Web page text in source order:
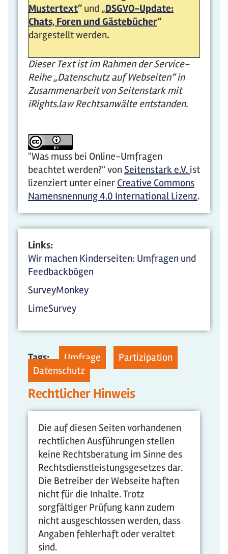
Mustertext“und „DSGVO-Update:
Chats, Foren und Gästebücher“
dargestellt werden.
Dieser Text ist im Rahmen der Service-
Reihe „Datenschutz auf Webseiten“ in
Zusammenarbeit von Seitenstark mit
iRights.law Rechtsanwälte entstanden.
"Was muss bei Online-Umfragen
beachtet werden?" von Seitenstark e.V. ist
lizenziert unter einer Creative Commons
Namensnennung 4.0 International Lizenz.
Links:
Wir machen Kinderseiten: Umfragen und
Feedbackbögen
SurveyMonkey
LimeSurvey
Tags: Umfrage
Partizipation
Datenschutz
Rechtlicher Hinweis
Die auf diesen Seiten vorhandenen
rechtlichen Ausführungen stellen
keine Rechtsberatung im Sinne des
Rechtsdienstleistungsgesetzes dar.
Die Betreiber der Webseite haften
nicht für die Inhalte. Trotz
sorgfältiger Prüfung kann zudem
nicht ausgeschlossen werden, dass
Angaben fehlerhaft oder veraltet
sind.